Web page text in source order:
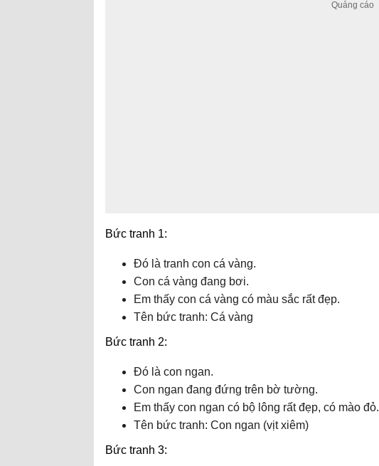
Bức tranh 1:
Đó là tranh con cá vàng.
Con cá vàng đang bơi.
Em thấy con cá vàng có màu sắc rất đẹp.
Tên bức tranh: Cá vàng
Bức tranh 2:
Đó là con ngan.
Con ngan đang đứng trên bờ tường.
Em thấy con ngan có bộ lông rất đẹp, có mào đỏ.
Tên bức tranh: Con ngan (vịt xiêm)
Bức tranh 3: